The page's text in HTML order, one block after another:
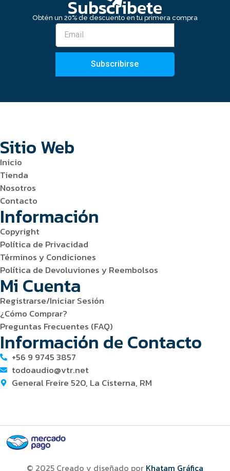
Subscribete
Obtén un 20% de descuento en tu primera compra
Subscribirse
Sitio Web
Inicio
Tienda
Nosotros
Contacto
Información
Copyright
Política de Privacidad
Términos y Condiciones
Política de Devoluviones y Reembolsos
Mi Cuenta
Registrarse/Iniciar Sesión
¿Cómo Comprar?
Preguntas Frecuentes (FAQ)
Información de Contacto
+56 9 9745 3857
todoaudio@vtr.net
General Freire 520, La Cisterna, RM
© 2025 Creado y diseñado por Khatam Gráfica